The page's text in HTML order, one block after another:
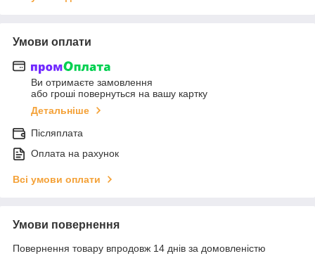
Умови оплати
Ви отримаєте замовлення
або гроші повернуться на вашу картку
Детальніше
Післяплата
Оплата на рахунок
Всі умови оплати
Умови повернення
Повернення товару впродовж 14 днів за домовленістю